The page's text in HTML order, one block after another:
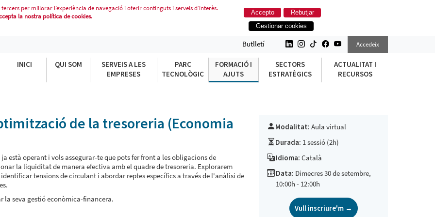
per millorar l’experiència de navegació i oferir continguts i serveis d’interès.
la nostra política de cookies.
Accepto
Rebutjar
Gestionar cookies
DE LA TRESORERIA (ECONOMIA SOCIAL)
Butlletí Accedeix
INICI QUI SOM
SERVEIS A LES
EMPRESES
PARC
TECNOLÒGIC
FORMACIÓ I
AJUTS
SECTORS
ESTRATÈGICS
ACTUALITAT I
RECURSOS
de la tresoreria (Economia
està operant i vols assegurar-te que pots fer front a les obligacions de
la liquiditat de manera efectiva amb el quadre de tresoreria. Explorarem
tensions de circulant i abordar reptes específics a través de l'anàlisi de
la seva gestió econòmica-financera.
Modalitat: Aula virtual
Durada: 1 sessió (2h)
Idioma: Català
Data: Dimecres 30 de setembre,
10:00h - 12:00h
Vull inscriure'm →